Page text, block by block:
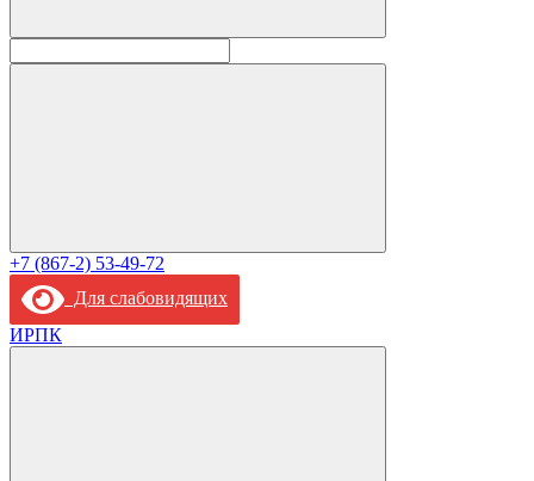
+7 (867-2) 53-49-72
Для слабовидящих
ИРПК